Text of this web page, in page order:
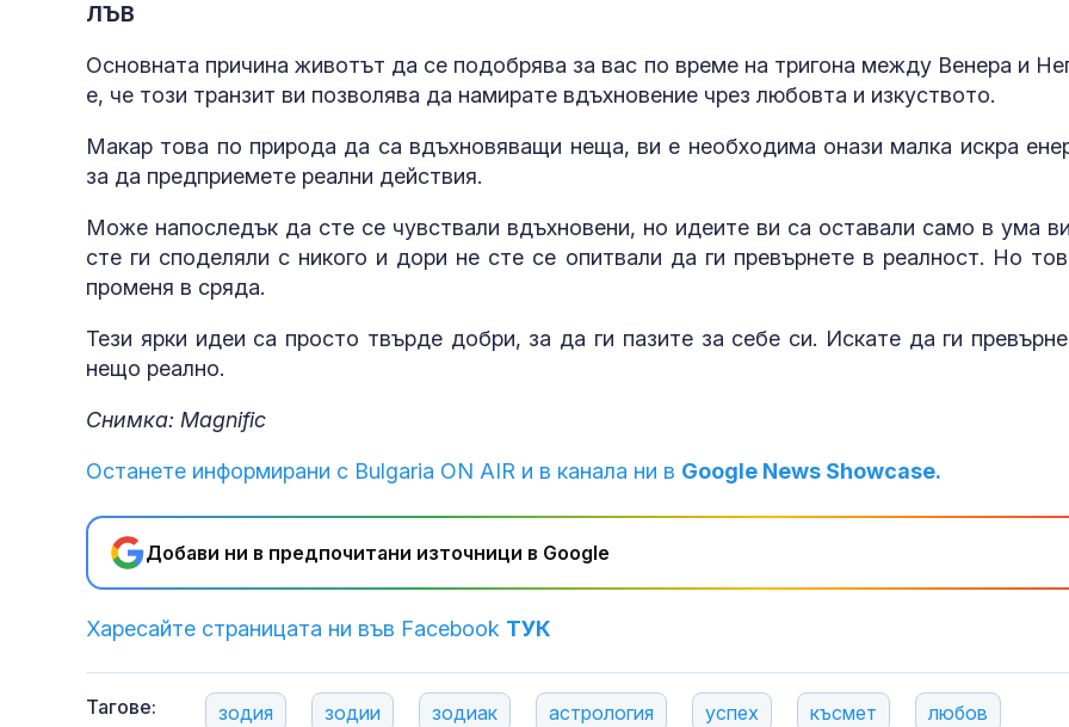
ЛЪВ
Основната причина животът да се подобрява за вас по време на тригона между Венера и
е, че този транзит ви позволява да намирате вдъхновение чрез любовта и изкуството.
Макар това по природа да са вдъхновяващи неща, ви е необходима онази малка искра
за да предприемете реални действия.
Може напоследък да сте се чувствали вдъхновени, но идеите ви са оставали само в ума
сте ги споделяли с никого и дори не сте се опитвали да ги превърнете в реалност. Но
променя в сряда.
Тези ярки идеи са просто твърде добри, за да ги пазите за себе си. Искате да ги
нещо реално.
Снимка: Magnific
Останете информирани с Bulgaria ON AIR и в канала ни в Google News Showcase.
Добави ни в предпочитани източници в Google
Харесайте страницата ни във Facebook ТУК
Тагове: зодия зодии зодиак астрология успех късмет любов